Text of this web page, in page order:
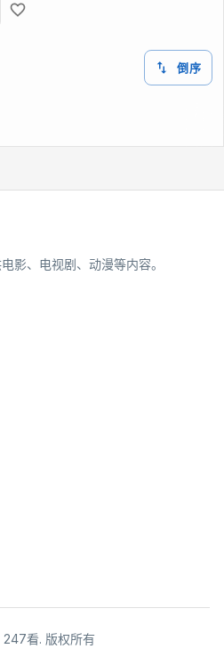
倒序
影、电视剧、动漫等内容。
247看. 版权所有